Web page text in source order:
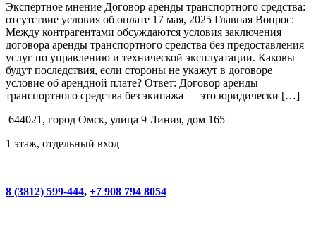
Экспертное мнение Договор аренды транспортного средства:
отсутствие условия об оплате 17 мая, 2025 Главная Вопрос:
Между контрагентами обсуждаются условия заключения
договора аренды транспортного средства без предоставления
услуг по управлению и технической эксплуатации. Каковы
будут последствия, если стороны не укажут в договоре
условие об арендной плате? Ответ: Договор аренды
транспортного средства без экипажа — это юридически […]
644021, город Омск, улица 9 Линия, дом 165
1 этаж, отдельный вход
8 (3812) 599-444, +7 908 794 8054